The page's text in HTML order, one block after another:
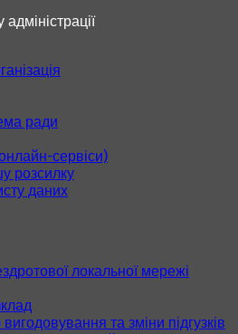
ради
сервіси)
розсилку
даних
локальної мережі
та зміни підгузків